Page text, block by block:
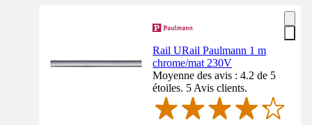
Rail URail Paulmann 1 m
chrome/mat 230V
Moyenne des avis : 4.2 de 5
étoiles. 5 Avis clients.